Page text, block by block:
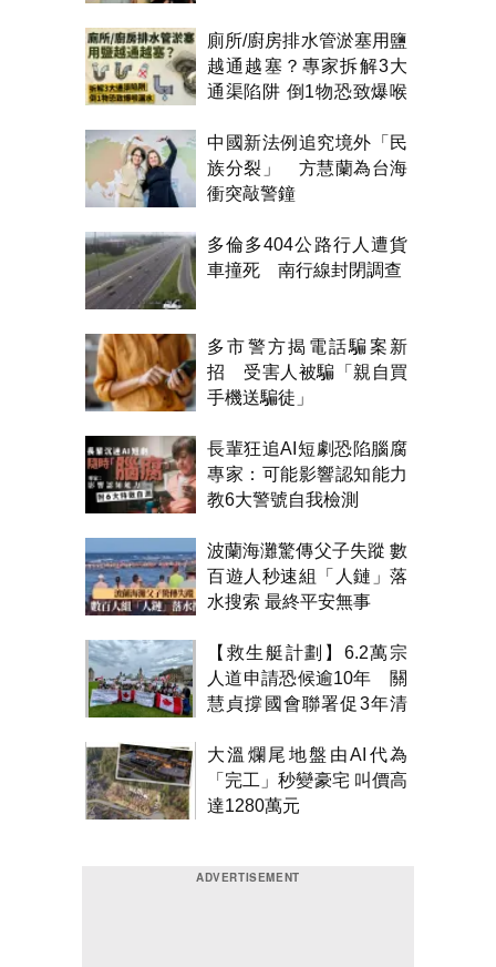
廁所/廚房排水管淤塞用鹽
越通越塞？專家拆解3大
通渠陷阱 倒1物恐致爆喉
中國新法例追究境外「民
族分裂」 方慧蘭為台海
衝突敲警鐘
多倫多404公路行人遭貨
車撞死 南行線封閉調查
多市警方揭電話騙案新
招 受害人被騙「親自買
手機送騙徒」
長輩狂追AI短劇恐陷腦腐
專家：可能影響認知能力
教6大警號自我檢測
波蘭海灘驚傳父子失蹤 數
百遊人秒速組「人鏈」落
水搜索 最終平安無事
【救生艇計劃】6.2萬宗
人道申請恐候逾10年 關
慧貞撐國會聯署促3年清
大溫爛尾地盤由AI代為
「完工」秒變豪宅 叫價高
達1280萬元